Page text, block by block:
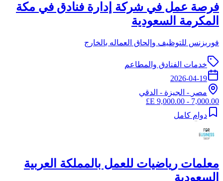
فرصة عمل في شركة إدارة فنادق في مكة
المكرمة السعودية
فوربزنس للتوظيف وإلحاق العماله بالخارج
خدمات الفنادق والمطاعم
2026-04-19
مصر - الجيزة - الدقي
7,000.00 - 9,000.00 E£
دوام كامل
معلمات رياضيات للعمل بالمملكة العربية
السعودية